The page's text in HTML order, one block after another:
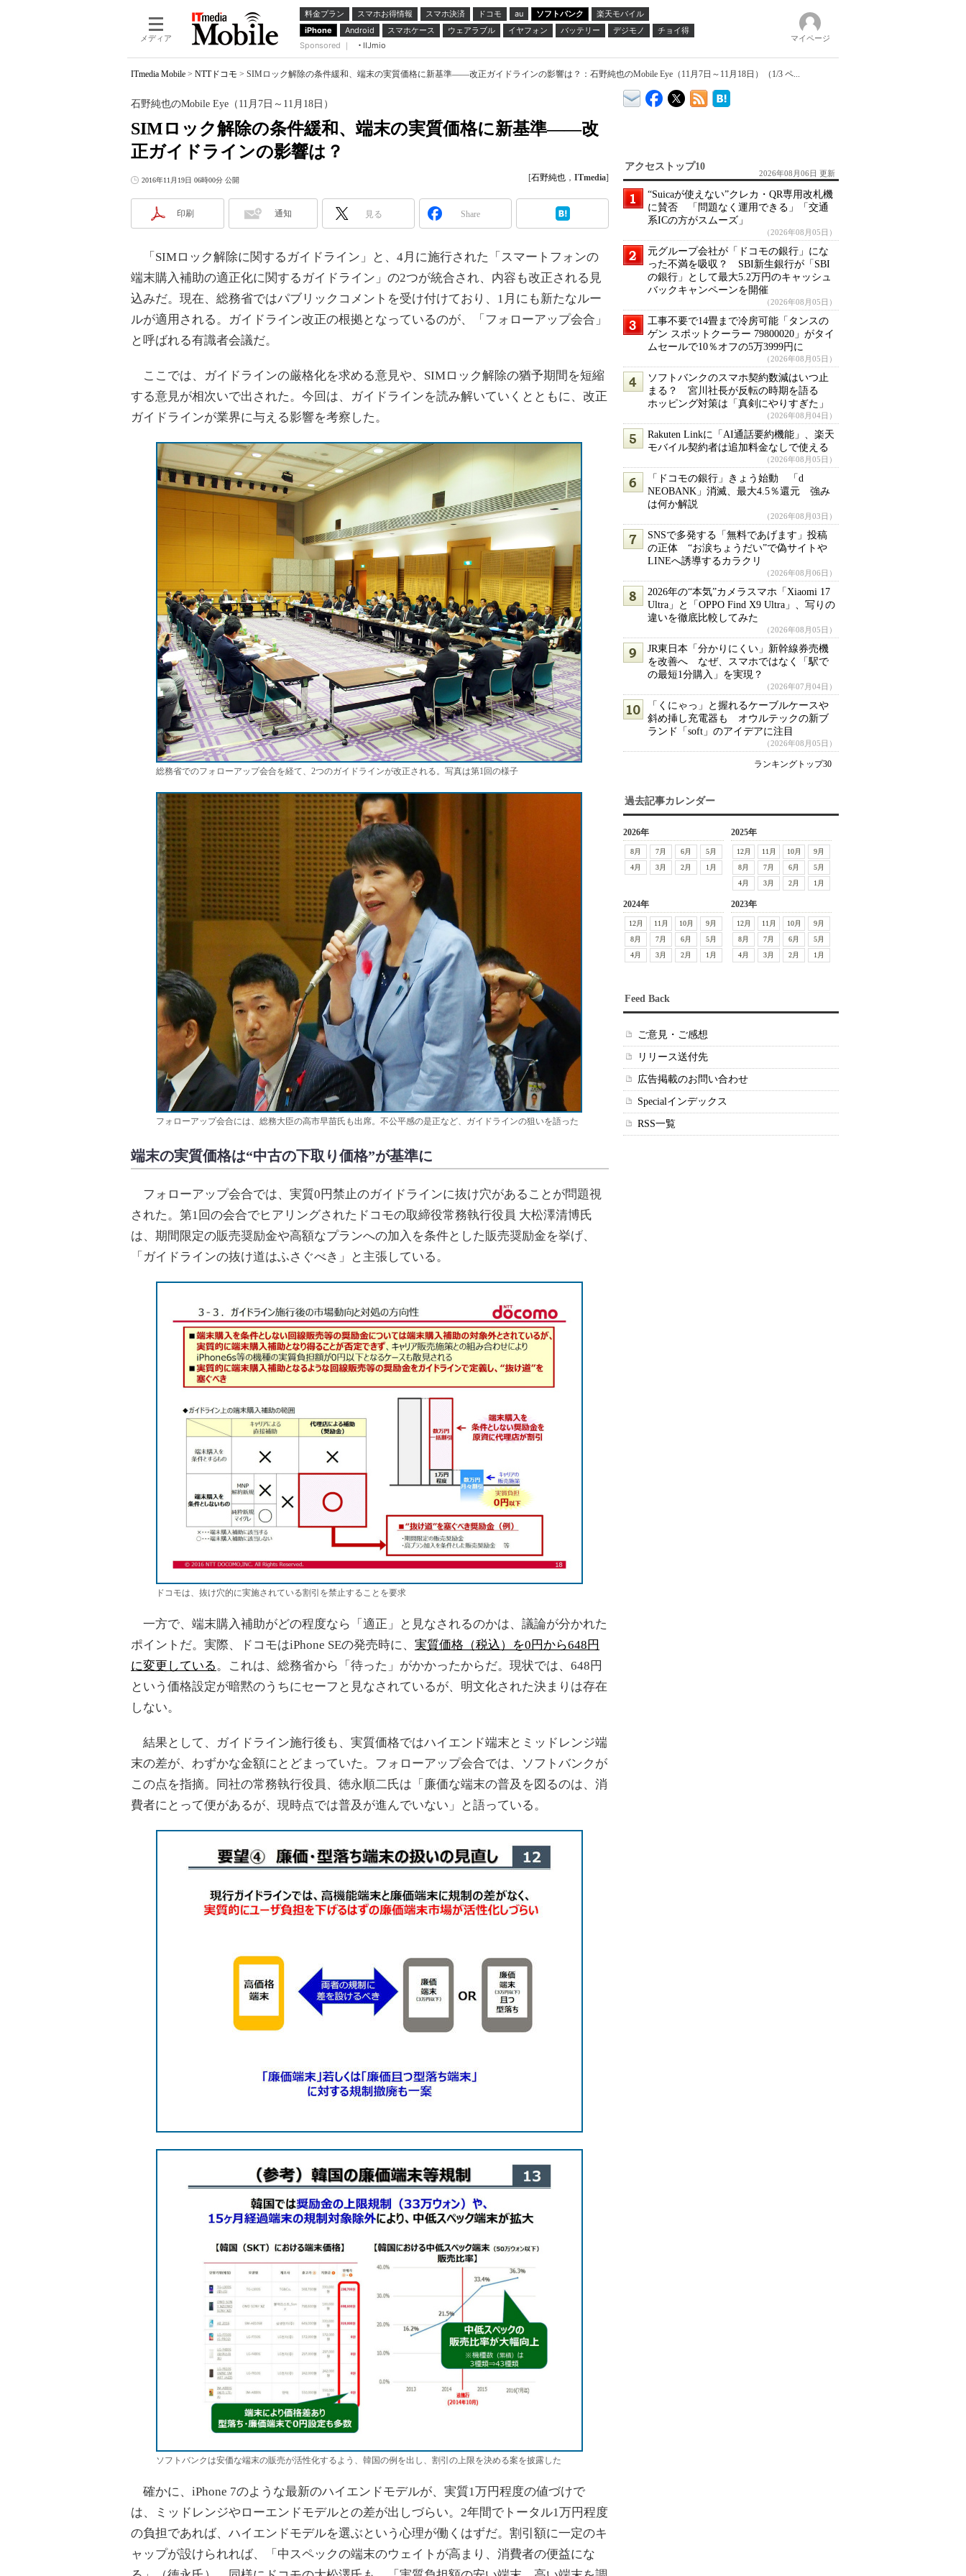
メディア
料金プラン スマホお得情報 スマホ決済 ドコモ au ソフトバンク
楽天モバイル
iPhone
Android スマホケース ウェアラブル イヤフォン バッテリー デジモノ
チョイ得
Sponsored ｜
IIJmio
マイページ
ITmedia Mobile > NTTドコモ > SIMロック解除の条件緩和、端末の実質価格に新基準――改正ガイドラインの影響は？：石野純也のMobile Eye（11月7日～11月18日）（1/3 ペ...
SIMロック解除の条件緩和、端末の実質価格に新基準――改
正ガイドラインの影響は？
石野純也のMobile Eye（11月7日～11月18日）
2016年11月19日 06時00分 公開 [石野純也 ， ITmedia]
印刷 通知 見る Share
「SIMロック解除に関するガイドライン」と、4月に施行された「スマートフォンの
端末購入補助の適正化に関するガイドライン」の2つが統合され、内容も改正される見
込みだ。現在、総務省ではパブリックコメントを受け付けており、1月にも新たなルー
ルが適用される。ガイドライン改正の根拠となっているのが、「フォローアップ会合」
と呼ばれる有識者会議だ。
ここでは、ガイドラインの厳格化を求める意見や、SIMロック解除の猶予期間を短縮
する意見が相次いで出された。今回は、ガイドラインを読み解いていくとともに、改正
ガイドラインが業界に与える影響を考察した。
総務省でのフォローアップ会合を経て、2つのガイドラインが改正される。写真は第1回の様子
フォローアップ会合には、総務大臣の高市早苗氏も出席。不公平感の是正など、ガイドラインの狙いを語った
端末の実質価格は“中古の下取り価格”が基準に
フォローアップ会合では、実質0円禁止のガイドラインに抜け穴があることが問題視
された。第1回の会合でヒアリングされたドコモの取締役常務執行役員 大松澤清博氏
は、期間限定の販売奨励金や高額なプランへの加入を条件とした販売奨励金を挙げ、
「ガイドラインの抜け道はふさぐべき」と主張している。
ドコモは、抜け穴的に実施されている割引を禁止することを要求
一方で、端末購入補助がどの程度なら「適正」と見なされるのかは、議論が分かれた
ポイントだ。実際、ドコモはiPhone SEの発売時に、 実質価格（税込）を0円から648円
に変更している。これは、総務省から「待った」がかかったからだ。現状では、648円
という価格設定が暗黙のうちにセーフと見なされているが、明文化された決まりは存在
しない。
結果として、ガイドライン施行後も、実質価格ではハイエンド端末とミッドレンジ端
末の差が、わずかな金額にとどまっていた。フォローアップ会合では、ソフトバンクが
この点を指摘。同社の常務執行役員、徳永順二氏は「廉価な端末の普及を図るのは、消
費者にとって便があるが、現時点では普及が進んでいない」と語っている。
ソフトバンクは安価な端末の販売が活性化するよう、韓国の例を出し、割引の上限を決める案を披露した
確かに、iPhone 7のような最新のハイエンドモデルが、実質1万円程度の値づけで
は、ミッドレンジやローエンドモデルとの差が出しづらい。2年間でトータル1万円程度
の負担であれば、ハイエンドモデルを選ぶという心理が働くはずだ。割引額に一定のキ
ャップが設けられれば、「中スペックの端末のウェイトが高まり、消費者の便益にな
アクセストップ10
2026年08月06日 更新
“Suicaが使えない”クレカ・QR専用改札機
に賛否 「問題なく運用できる」「交通
系ICの方がスムーズ」
（2026年08月05日）
元グループ会社が「ドコモの銀行」にな
った不満を吸収？ SBI新生銀行が「SBI
の銀行」として最大5.2万円のキャッシュ
バックキャンペーンを開催
（2026年08月05日）
工事不要で14畳まで冷房可能「タンスの
ゲン スポットクーラー 79800020」がタイ
ムセールで10％オフの5万3999円に
（2026年08月05日）
ソフトバンクのスマホ契約数減はいつ止
まる？ 宮川社長が反転の時期を語る
ホッピング対策は「真剣にやりすぎた」
（2026年08月04日）
Rakuten Linkに「AI通話要約機能」、楽天
モバイル契約者は追加料金なしで使える
（2026年08月05日）
「ドコモの銀行」きょう始動 「d
NEOBANK」消滅、最大4.5％還元 強み
は何か解説
（2026年08月03日）
SNSで多発する「無料であげます」投稿
の正体 “お涙ちょうだい”で偽サイトや
LINEへ誘導するカラクリ
（2026年08月06日）
2026年の“本気”カメラスマホ「Xiaomi 17
Ultra」と「OPPO Find X9 Ultra」、写りの
違いを徹底比較してみた
（2026年08月05日）
JR東日本「分かりにくい」新幹線券売機
を改善へ なぜ、スマホではなく「駅で
の最短1分購入」を実現？
（2026年07月04日）
「くにゃっ」と握れるケーブルケースや
斜め挿し充電器も オウルテックの新ブ
ランド「soft」のアイデアに注目
（2026年08月05日）
ランキングトップ30
過去記事カレンダー
2026年
8月 7月 6月
5月
4月
3月 2月 1月
2025年
12月 11月 10月
9月
8月
7月 6月
5月
4月
3月 2月 1月
2024年
12月 11月 10月
9月
8月
7月 6月
5月
4月
3月 2月 1月
2023年
12月 11月 10月
9月
8月
7月 6月
5月
4月
3月 2月 1月
Feed Back
ご意見・ご感想
リリース送付先
広告掲載のお問い合わせ
Specialインデックス
RSS一覧